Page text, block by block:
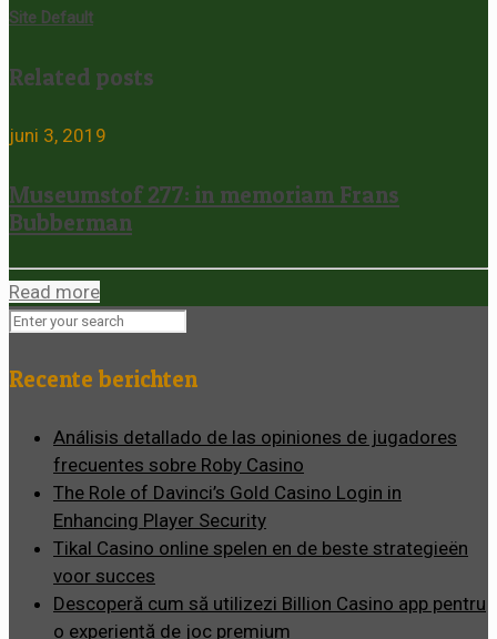
Site Default
Related posts
juni 3, 2019
Museumstof 277: in memoriam Frans
Bubberman
Read more
Recente berichten
Análisis detallado de las opiniones de jugadores
frecuentes sobre Roby Casino
The Role of Davinci’s Gold Casino Login in
Enhancing Player Security
Tikal Casino online spelen en de beste strategieën
voor succes
Descoperă cum să utilizezi Billion Casino app pentru
o experiență de joc premium